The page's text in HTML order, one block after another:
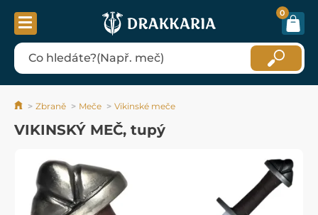
0
Zbraně Meče Vikinské meče
VIKINSKÝ MEČ, tupý